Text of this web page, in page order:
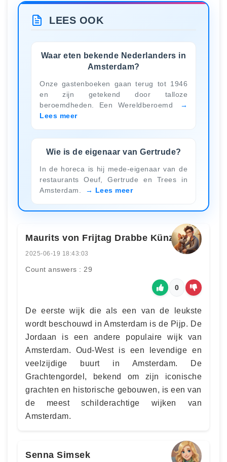
LEES OOK
Waar eten bekende Nederlanders in
Amsterdam?
Onze gastenboeken gaan terug tot 1946
en zijn getekend door talloze
beroemdheden. Een Wereldberoemd
Lees meer
Wie is de eigenaar van Gertrude?
In de horeca is hij mede-eigenaar van de
restaurants Oeuf, Gertrude en Trees in
Amsterdam.
Lees meer
Maurits von Frijtag Drabbe Künzel
2025-06-19 18:43:03
Count answers : 29
0
De eerste wijk die als een van de leukste
wordt beschouwd in Amsterdam is de Pijp. De
Jordaan is een andere populaire wijk van
Amsterdam. Oud-West is een levendige en
veelzijdige buurt in Amsterdam. De
Grachtengordel, bekend om zijn iconische
grachten en historische gebouwen, is een van
de meest schilderachtige wijken van
Amsterdam.
Senna Simsek